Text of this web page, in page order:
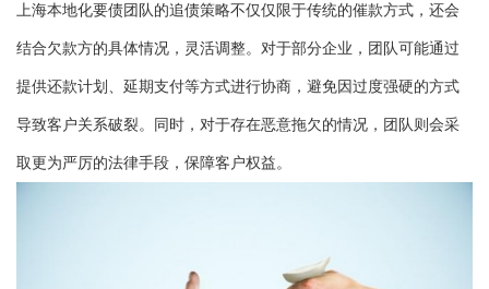
上海本地化要债团队的追债策略不仅仅限于传统的催款方式，还会
结合欠款方的具体情况，灵活调整。对于部分企业，团队可能通过
提供还款计划、延期支付等方式进行协商，避免因过度强硬的方式
导致客户关系破裂。同时，对于存在恶意拖欠的情况，团队则会采
取更为严厉的法律手段，保障客户权益。